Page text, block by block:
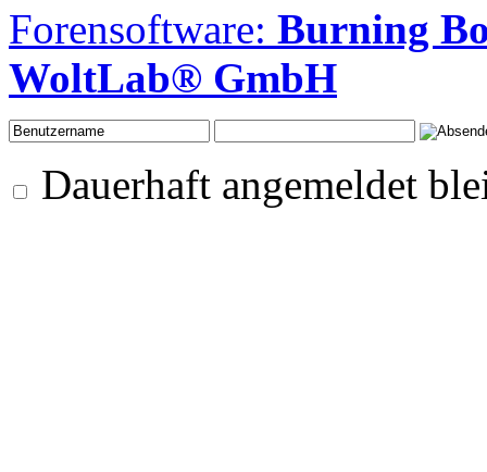
Forensoftware: Burning
WoltLab® GmbH
Dauerhaft angemeldet